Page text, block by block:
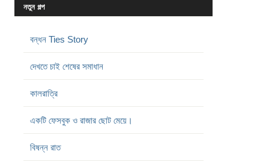
নতুন গল্প
বন্ধন Ties Story
দেখতে চাই শেষের সমাধান
কালরাত্রি
একটি ফেসবুক ও রাজার ছোট মেয়ে।
বিষন্ন রাত